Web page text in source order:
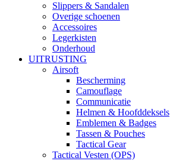
Slippers & Sandalen
Overige schoenen
Accessoires
Legerkisten
Onderhoud
UITRUSTING
Airsoft
Bescherming
Camouflage
Communicatie
Helmen & Hoofddeksels
Emblemen & Badges
Tassen & Pouches
Tactical Gear
Tactical Vesten (OPS)